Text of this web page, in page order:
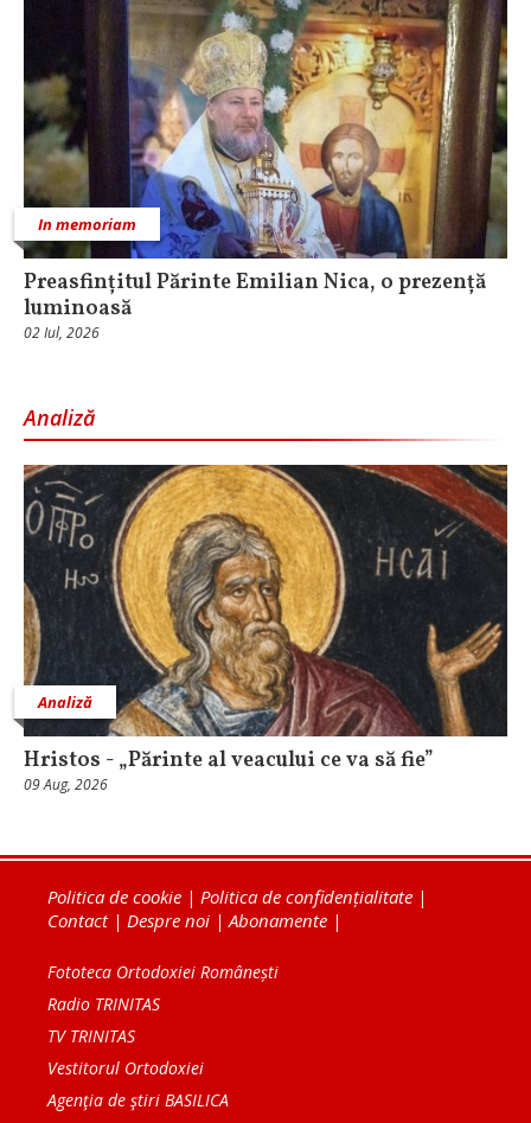
In memoriam
Preasfințitul Părinte Emilian Nica, o prezență
luminoasă
02 Iul, 2026
Analiză
Analiză
Hristos - „Părinte al veacului ce va să fie”
09 Aug, 2026
Politica de cookie | Politica de confidențialitate |
Contact| Despre noi |Abonamente |
Fototeca Ortodoxiei Românești
Radio TRINITAS
TV TRINITAS
Vestitorul Ortodoxiei
Agenţia de ştiri BASILICA